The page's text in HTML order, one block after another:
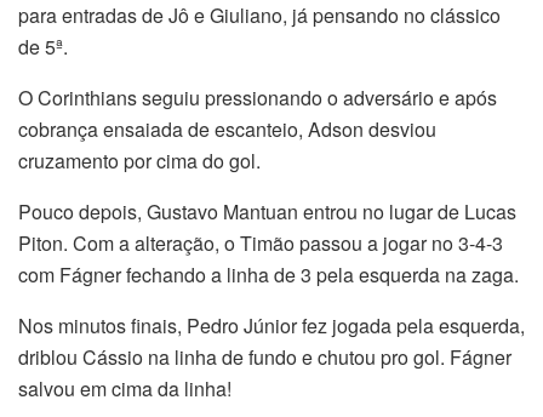
para entradas de Jô e Giuliano, já pensando no clássico
de 5ª.
O Corinthians seguiu pressionando o adversário e após
cobrança ensaiada de escanteio, Adson desviou
cruzamento por cima do gol.
Pouco depois, Gustavo Mantuan entrou no lugar de Lucas
Piton. Com a alteração, o Timão passou a jogar no 3-4-3
com Fágner fechando a linha de 3 pela esquerda na zaga.
Nos minutos finais, Pedro Júnior fez jogada pela esquerda,
driblou Cássio na linha de fundo e chutou pro gol. Fágner
salvou em cima da linha!